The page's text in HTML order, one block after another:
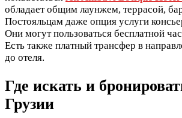
обладает общим лаунжем, террасой,
Постояльцам даже опция услуги
Они могут пользоваться бесплатной
Есть также платный трансфер в
до отеля.
Где искать и
Грузии